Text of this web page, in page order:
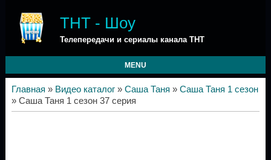
ТНТ - Шоу
Телепередачи и сериалы канала ТНТ
MENU
Главная » Видео каталог» Саша Таня » Саша Таня 1 сезон
» Саша Таня 1 сезон 37 серия